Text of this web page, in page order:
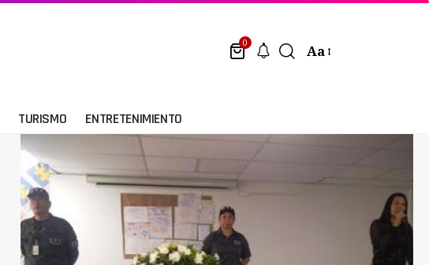
0 Aa
TURISMO ENTRETENIMIENTO